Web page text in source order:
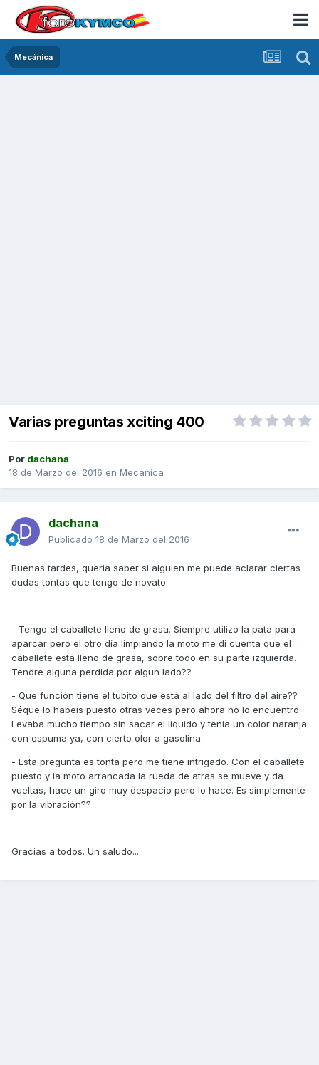
Mecánica
Varias preguntas xciting 400
Por dachana
18 de Marzo del 2016 en Mecánica
dachana
Publicado 18 de Marzo del 2016
Buenas tardes, queria saber si alguien me puede aclarar ciertas
dudas tontas que tengo de novato:
- Tengo el caballete lleno de grasa. Siempre utilizo la pata para
aparcar pero el otro día limpiando la moto me di cuenta que el
caballete esta lleno de grasa, sobre todo en su parte izquierda.
Tendre alguna perdida por algun lado??
- Que función tiene el tubito que está al lado del filtro del aire??
Séque lo habeis puesto otras veces pero ahora no lo encuentro.
Levaba mucho tiempo sin sacar el liquido y tenia un color naranja
con espuma ya, con cierto olor a gasolina.
- Esta pregunta es tonta pero me tiene intrigado. Con el caballete
puesto y la moto arrancada la rueda de atras se mueve y da
vueltas, hace un giro muy despacio pero lo hace. Es simplemente
por la vibración??
Gracias a todos. Un saludo...